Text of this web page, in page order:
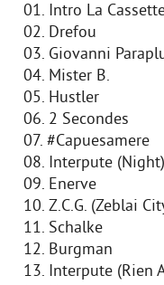
01. Intro La
02. Drefou
03. Giovanni
04. Mister B.
05. Hustler
06. 2 Secondes
07. #Capuesamere
08. Interpute (Night)
09. Enerve
10. Z.C.G. (Zeblai
11. Schalke
12. Burgman
13. Interpute (Rien